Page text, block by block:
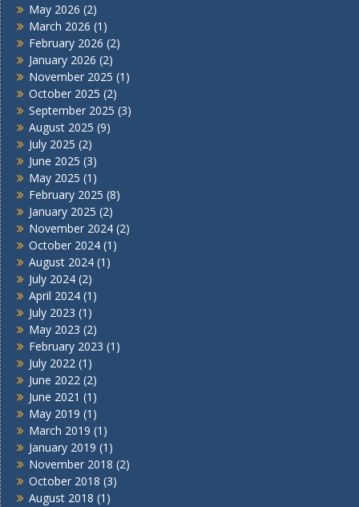
May 2026 (2)
March 2026 (1)
February 2026 (2)
January 2026 (2)
November 2025 (1)
October 2025 (2)
September 2025 (3)
August 2025 (9)
July 2025 (2)
June 2025 (3)
May 2025 (1)
February 2025 (8)
January 2025 (2)
November 2024 (2)
October 2024 (1)
August 2024 (1)
July 2024 (2)
April 2024 (1)
July 2023 (1)
May 2023 (2)
February 2023 (1)
July 2022 (1)
June 2022 (2)
June 2021 (1)
May 2019 (1)
March 2019 (1)
January 2019 (1)
November 2018 (2)
October 2018 (3)
August 2018 (1)